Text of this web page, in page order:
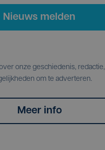
Nieuws melden
onze geschiedenis, redactie,
om te adverteren.
Meer info